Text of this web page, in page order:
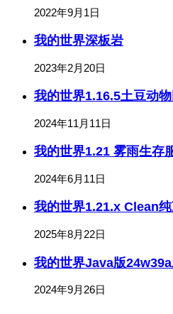
2022年9月1日
我的世界深板岩
2023年2月20日
我的世界1.16.5土豆动
2024年11月11日
我的世界1.21 雾雨生存
2024年6月11日
我的世界1.21.x Clean
2025年8月22日
我的世界Java版
2024年9月26日